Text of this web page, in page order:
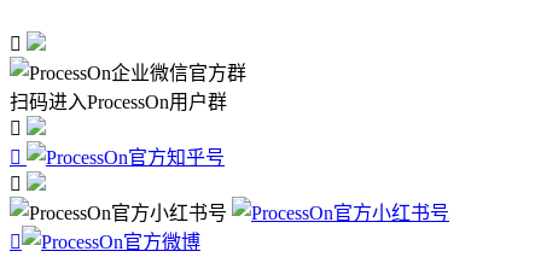

扫码进入ProcessOn用户群



